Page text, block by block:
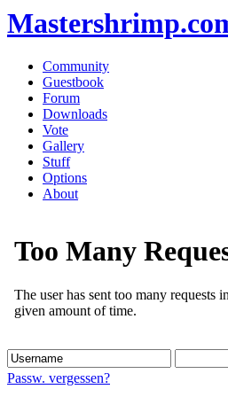
Community
Guestbook
Forum
Downloads
Vote
Gallery
Stuff
Options
About
Passw. vergessen?